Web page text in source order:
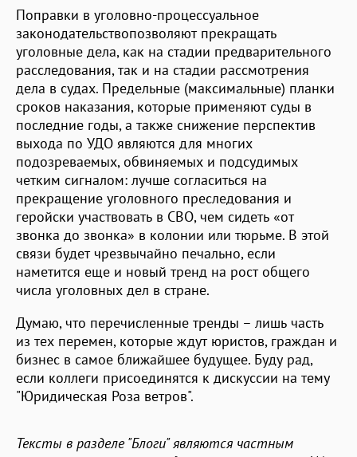
Поправки в уголовно-процессуальное
законодательствопозволяют прекращать
уголовные дела, как на стадии предварительного
расследования, так и на стадии рассмотрения
дела в судах. Предельные (максимальные) планки
сроков наказания, которые применяют суды в
последние годы, а также снижение перспектив
выхода по УДО являются для многих
подозреваемых, обвиняемых и подсудимых
четким сигналом: лучше согласиться на
прекращение уголовного преследования и
геройски участвовать в СВО, чем сидеть «от
звонка до звонка» в колонии или тюрьме. В этой
связи будет чрезвычайно печально, если
наметится еще и новый тренд на рост общего
числа уголовных дел в стране.
Думаю, что перечисленные тренды – лишь часть
из тех перемен, которые ждут юристов, граждан и
бизнес в самое ближайшее будущее. Буду рад,
если коллеги присоединятся к дискуссии на тему
"Юридическая Роза ветров".
Тексты в разделе "Блоги" являются частным